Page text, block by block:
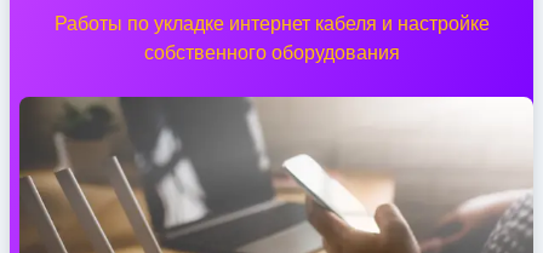
Работы по укладке интернет кабеля и настройке
собственного оборудования